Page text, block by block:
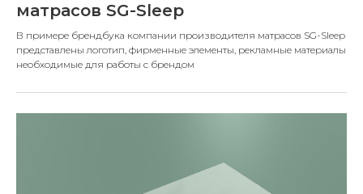
матрасов SG-Sleep
В примере брендбука компании производителя матрасов SG-Sleep
представлены логотип, фирменные элементы, рекламные материалы
необходимые для работы с брендом